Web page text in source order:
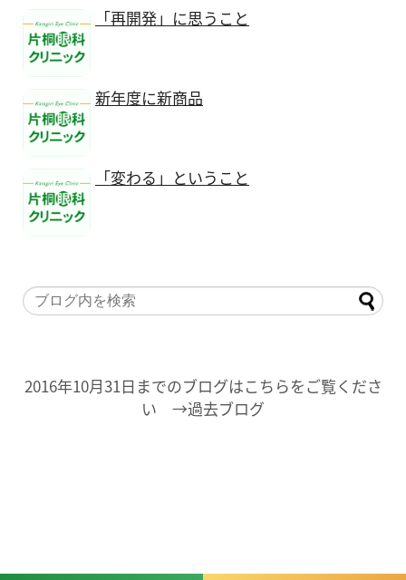
「再開発」に思うこと
新年度に新商品
「変わる」ということ
2016年10月31日までのブログはこちらをご覧くださ
い →過去ブログ